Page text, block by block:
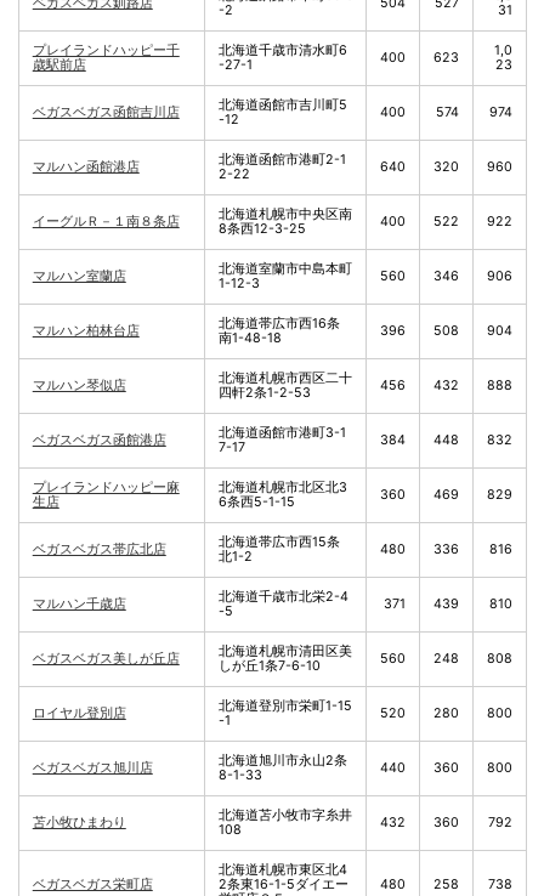
-2
31
プレイランドハッピー千
歳駅前店
北海道千歳市清水町6
-27-1
400 623
1,0
23
ベガスベガス函館吉川店
北海道函館市吉川町5
-12
400 574 974
マルハン函館港店
北海道函館市港町2-1
2-22
640 320 960
イーグルＲ－１南８条店
北海道札幌市中央区南
8条西12-3-25
400 522 922
マルハン室蘭店
北海道室蘭市中島本町
1-12-3
560 346 906
マルハン柏林台店
北海道帯広市西16条
南1-48-18
396 508 904
マルハン琴似店
北海道札幌市西区二十
四軒2条1-2-53
456 432 888
ベガスベガス函館港店
北海道函館市港町3-1
7-17
384 448 832
プレイランドハッピー麻
生店
北海道札幌市北区北3
6条西5-1-15
360 469 829
ベガスベガス帯広北店
北海道帯広市西15条
北1-2
480 336 816
マルハン千歳店
北海道千歳市北栄2-4
-5
371 439 810
ベガスベガス美しが丘店
北海道札幌市清田区美
しが丘1条7-6-10
560 248 808
ロイヤル登別店
北海道登別市栄町1-15
-1
520 280 800
ベガスベガス旭川店
北海道旭川市永山2条
8-1-33
440 360 800
苫小牧ひまわり
北海道苫小牧市字糸井
108
432 360 792
ベガスベガス栄町店
北海道札幌市東区北4
2条東16-1-5ダイエー
480 258 738